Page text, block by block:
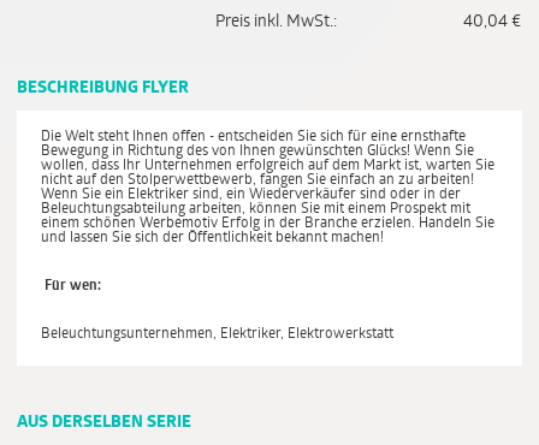
Preis inkl. MwSt.: 40,04 €
BESCHREIBUNG FLYER
Die Welt steht Ihnen offen - entscheiden Sie sich für eine ernsthafte
Bewegung in Richtung des von Ihnen gewünschten Glücks! Wenn Sie
wollen, dass Ihr Unternehmen erfolgreich auf dem Markt ist, warten Sie
nicht auf den Stolperwettbewerb, fangen Sie einfach an zu arbeiten!
Wenn Sie ein Elektriker sind, ein Wiederverkäufer sind oder in der
Beleuchtungsabteilung arbeiten, können Sie mit einem Prospekt mit
einem schönen Werbemotiv Erfolg in der Branche erzielen. Handeln Sie
und lassen Sie sich der Öffentlichkeit bekannt machen!
Für wen:
Beleuchtungsunternehmen, Elektriker, Elektrowerkstatt
AUS DERSELBEN SERIE